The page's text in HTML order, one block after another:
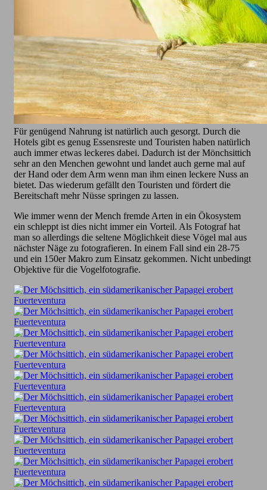
Für genügend Nahrung ist natürlich auch gesorgt. Durch die
Hotels gibt es genug Essensreste und Touristen haben natürlich
auch immer etwas leckeres dabei. Dadurch ist der Mönchsittich
sehr an den Menchen gewohnt und landet auch gerne mal auf
der Hand oder dem Arm wenn man ihm einen leckere Nuss an
bietet. Das wiederum gefällt den Touristen und fördert die
Bereitschaft mehr Nüsse springen zu lassen.
Wie immer wenn der Mench fremde Arten in ein Ökosystem
ein schleppt ist dies nicht immer ein Vorteil. Als Fotograf hat
man so allerdings die seltene Möglichkeit diese Vögel mal aus
nächster Näge zu fotografieren. In einem Fall sind ein 28-75
und ein 150er Makro zum Einsatz gekommen. Nicht unbedingt
Objektive für die Vogelfotografie.